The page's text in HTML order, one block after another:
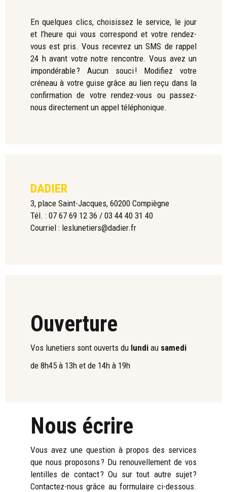
En quelques clics, choisissez le service, le jour
et l’heure qui vous correspond et votre rendez-
vous est pris. Vous recevrez un SMS de rappel
24 h avant votre notre rencontre. Vous avez un
impondérable ? Aucun souci ! Modifiez votre
créneau à votre guise grâce au lien reçu dans la
confirmation de votre rendez-vous ou passez-
nous directement un appel téléphonique.
DADIER
3, place Saint-Jacques, 60200 Compiègne
Tél. : 07 67 69 12 36 / 03 44 40 31 40
Courriel : leslunetiers@dadier.fr
Ouverture
Vos lunetiers sont ouverts du lundi au samedi
de 8h45 à 13h et de 14h à 19h
Nous écrire
Vous avez une question à propos des services
que nous proposons ? Du renouvellement de vos
lentilles de contact ? Ou sur tout autre sujet ?
Contactez-nous grâce au formulaire ci-dessous.